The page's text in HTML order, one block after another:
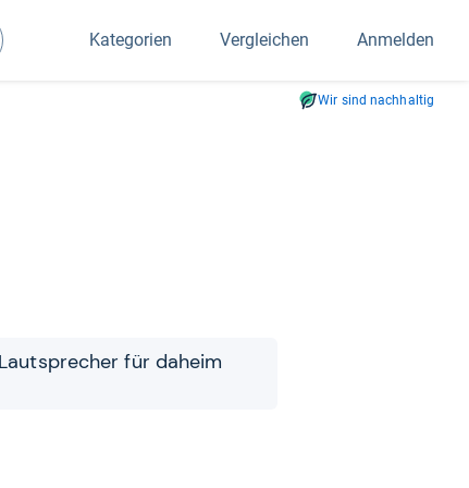
Kategorien Vergleichen Anmelden
Wir sind nachhaltig
für daheim